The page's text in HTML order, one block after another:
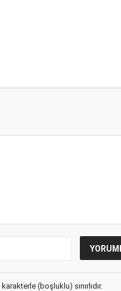
(boşluklu) sınırlıdır.